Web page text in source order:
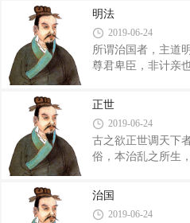
不战之卒，而幸以
之所以守战至死而
民舍实而好言；舍
道而任小物，故上
君则不然，守道要
宫中之乐，无禁圉
体，便形躯，养寿
囷仓自实，蓄积自
无奸邪，奇术技艺
明法
2019-06-24
所谓治国者，主道
尊君卑臣，非计亲
亡：令求不出谓之
拥之所生，从法之
意于法之外，不为
禁过而外私也。威
之称者，不可欺以
短。今主释法以誉
正世
2019-06-24
古之欲正世调天下
俗，本治乱之所生
上，则过在下。今
重赋敛，竭民财，
夺，力罢则不能毋
治国
2019-06-24